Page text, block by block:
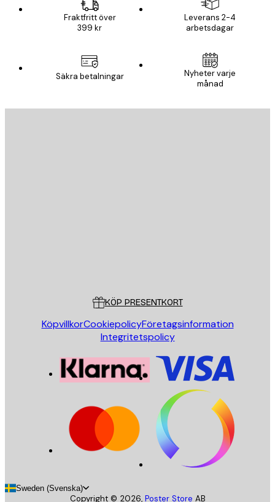
Fraktfritt över
399 kr
Leverans 2-4
arbetsdagar
Säkra betalningar
Nyheter varje
månad
KÖP PRESENTKORT
KöpvillkorCookiepolicyFöretagsinformation
Integritetspolicy
Sweden (Svenska)
Copyright © 2026, Poster Store AB